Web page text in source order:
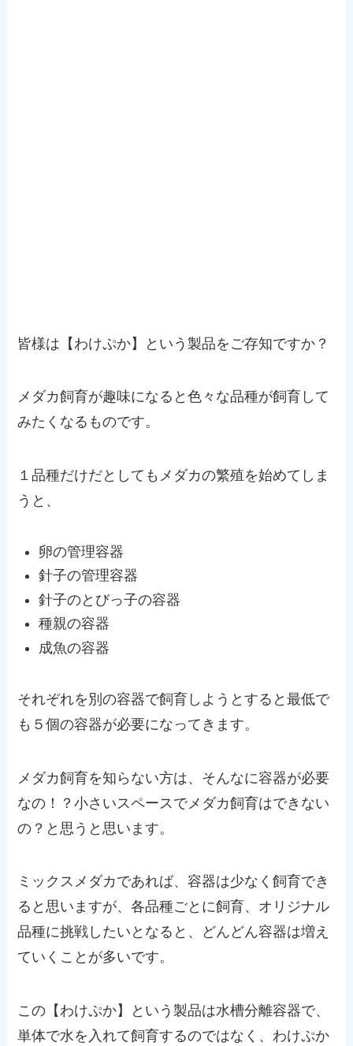
皆様は【わけぷか】という製品をご存知ですか？
メダカ飼育が趣味になると色々な品種が飼育して
みたくなるものです。
１品種だけだとしてもメダカの繁殖を始めてしま
うと、
卵の管理容器
針子の管理容器
針子のとびっ子の容器
種親の容器
成魚の容器
それぞれを別の容器で飼育しようとすると最低で
も５個の容器が必要になってきます。
メダカ飼育を知らない方は、そんなに容器が必要
なの！？小さいスペースでメダカ飼育はできない
の？と思うと思います。
ミックスメダカであれば、容器は少なく飼育でき
ると思いますが、各品種ごとに飼育、オリジナル
品種に挑戦したいとなると、どんどん容器は増え
ていくことが多いです。
この【わけぷか】という製品は水槽分離容器で、
単体で水を入れて飼育するのではなく、わけぷか